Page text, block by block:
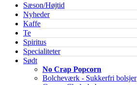
Sæson/Højtid
Nyheder
Kaffe
Te
Spiritus
Specialiteter
Sødt
No Crap Popcorn
Bolcheværk - Sukkerfri bolsjer